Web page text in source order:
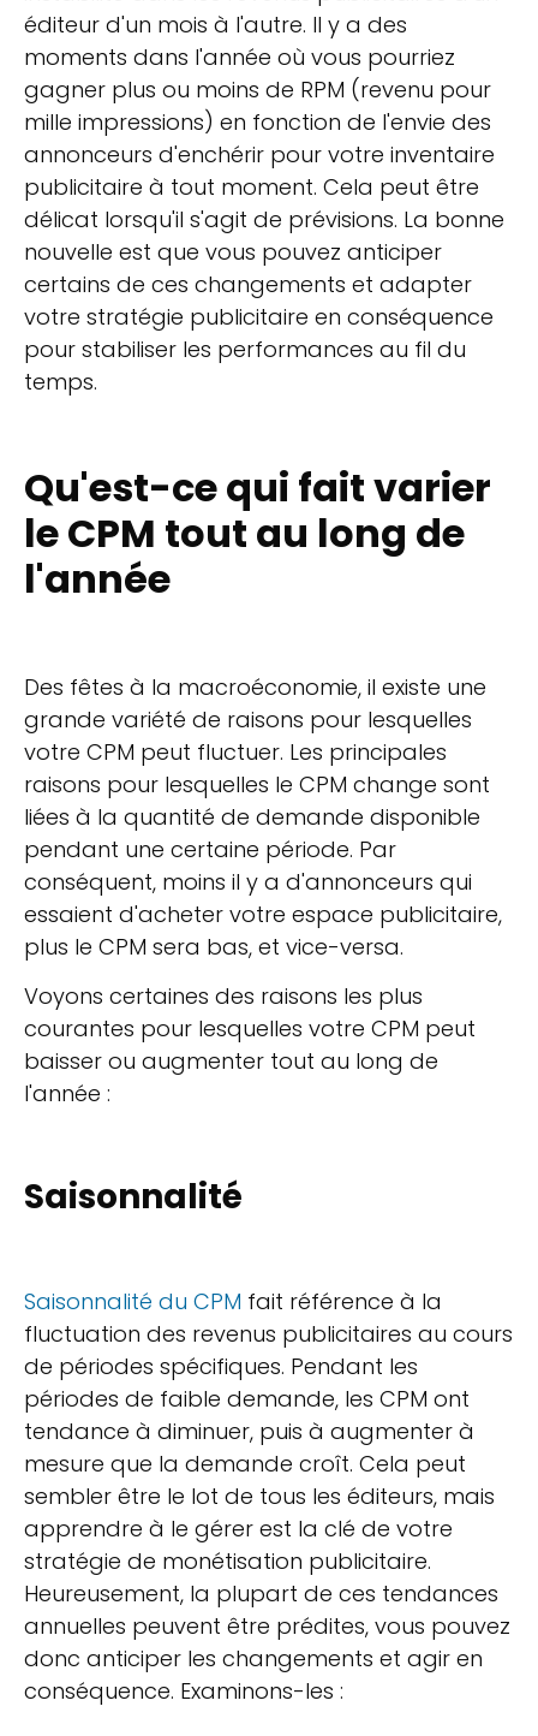
éditeur d'un mois à l'autre. Il y a des
moments dans l'année où vous pourriez
gagner plus ou moins de RPM (revenu pour
mille impressions) en fonction de l'envie des
annonceurs d'enchérir pour votre inventaire
publicitaire à tout moment. Cela peut être
délicat lorsqu'il s'agit de prévisions. La bonne
nouvelle est que vous pouvez anticiper
certains de ces changements et adapter
votre stratégie publicitaire en conséquence
pour stabiliser les performances au fil du
temps.
Qu'est-ce qui fait varier
le CPM tout au long de
l'année
Des fêtes à la macroéconomie, il existe une
grande variété de raisons pour lesquelles
votre CPM peut fluctuer. Les principales
raisons pour lesquelles le CPM change sont
liées à la quantité de demande disponible
pendant une certaine période. Par
conséquent, moins il y a d'annonceurs qui
essaient d'acheter votre espace publicitaire,
plus le CPM sera bas, et vice-versa.
Voyons certaines des raisons les plus
courantes pour lesquelles votre CPM peut
baisser ou augmenter tout au long de
l'année :
Saisonnalité
Saisonnalité du CPM fait référence à la
fluctuation des revenus publicitaires au cours
de périodes spécifiques. Pendant les
périodes de faible demande, les CPM ont
tendance à diminuer, puis à augmenter à
mesure que la demande croît. Cela peut
sembler être le lot de tous les éditeurs, mais
apprendre à le gérer est la clé de votre
stratégie de monétisation publicitaire.
Heureusement, la plupart de ces tendances
annuelles peuvent être prédites, vous pouvez
donc anticiper les changements et agir en
conséquence. Examinons-les :